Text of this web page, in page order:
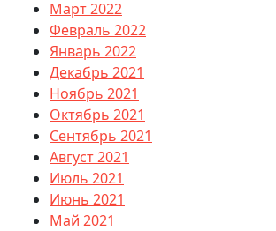
Март 2022
Февраль 2022
Январь 2022
Декабрь 2021
Ноябрь 2021
Октябрь 2021
Сентябрь 2021
Август 2021
Июль 2021
Июнь 2021
Май 2021